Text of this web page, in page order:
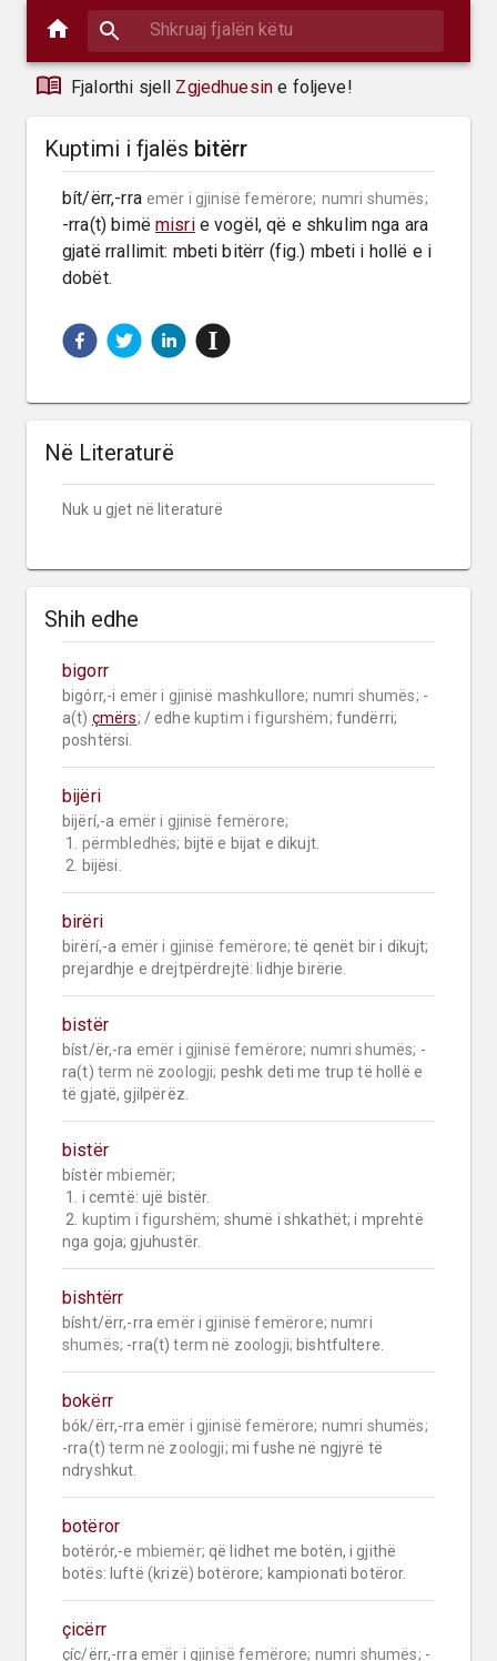
Fjalorthi sjell Zgjedhuesin e foljeve!
Kuptimi i fjalës bitërr
bít/ërr,-rra emër i gjinisë femërore; numri shumës;
-rra(t) bimë misri e vogël, që e shkulim nga ara
gjatë rrallimit: mbeti bitërr (fig.) mbeti i hollë e i
dobët.
Në Literaturë
Nuk u gjet në literaturë
Shih edhe
bigorr
bigórr,-i emër i gjinisë mashkullore; numri shumës; -
a(t) çmërs; / edhe kuptim i figurshëm; fundërri;
poshtërsi.
bijëri
bijërí,-a emër i gjinisë femërore;
1. përmbledhës; bijtë e bijat e dikujt.
2. bijësi.
birëri
birërí,-a emër i gjinisë femërore; të qenët bir i dikujt;
prejardhje e drejtpërdrejtë: lidhje birërie.
bistër
bíst/ër,-ra emër i gjinisë femërore; numri shumës; -
ra(t) term në zoologji; peshk deti me trup të hollë e
të gjatë, gjilpërëz.
bistër
bístër mbiemër;
2.
kuptim i figurshëm; shumë i shkathët; i mprehtë
nga goja; gjuhustër.
bishtërr
bísht/ërr,-rra emër i gjinisë femërore; numri
shumës; -rra(t) term në zoologji; bishtfultere.
bokërr
bók/ërr,-rra emër i gjinisë femërore; numri shumës;
-rra(t) term në zoologji; mi fushe në ngjyrë të
ndryshkut.
botëror
botërór,-e mbiemër; që lidhet me botën, i gjithë
botës: luftë (krizë) botërore; kampionati botëror.
çicërr
çíc/ërr,-rra emër i gjinisë femërore; numri shumës; -